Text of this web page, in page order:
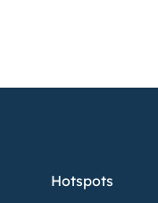
Hotspots